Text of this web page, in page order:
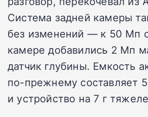
Система задней камеры
без изменений — к 50 Мп
камере добавились 2 Мп
датчик глубины. Емкость
по-прежнему составляет
и устройство на 7 г